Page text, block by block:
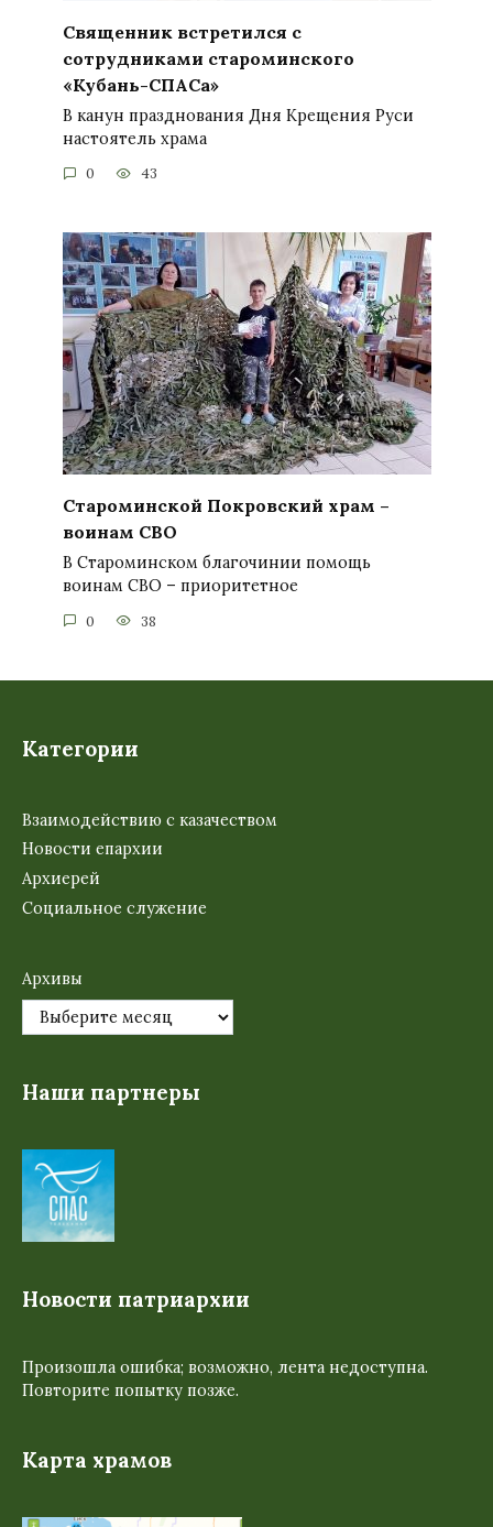
Священник встретился с
сотрудниками староминского
«Кубань-СПАСа»
В канун празднования Дня Крещения Руси
настоятель храма
0 43
Староминской Покровский храм –
воинам СВО
В Староминском благочинии помощь
воинам СВО – приоритетное
0 38
Категории
Взаимодействию с казачеством
Новости епархии
Архиерей
Социальное служение
Архивы
Наши партнеры
Новости патриархии
Произошла ошибка; возможно, лента недоступна.
Повторите попытку позже.
Карта храмов